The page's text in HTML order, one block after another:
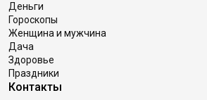
Деньги
Гороскопы
Женщина и мужчина
Дача
Здоровье
Праздники
Контакты